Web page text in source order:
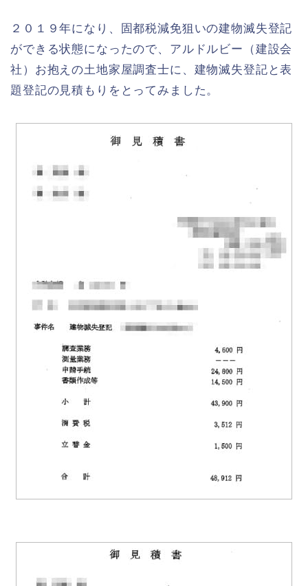
２０１９年になり、固都税減免狙いの建物滅失登記
ができる状態になったので、アルドルビー（建設会
社）お抱えの土地家屋調査士に、建物滅失登記と表
題登記の見積もりをとってみました。